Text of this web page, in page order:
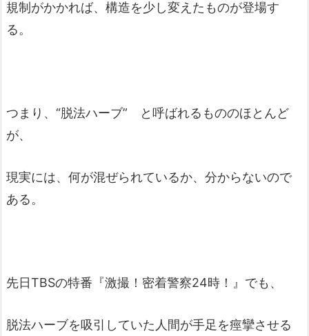
規制がかかれば、構造を少し変えたものが登場す
る。
つまり、“脱法ハーブ” と呼ばれるもののほとんど
が、
現実には、何が混ぜられているか、分からないので
ある。
先日TBSの特番『激撮！密着警察24時！』でも、
脱法ハーブを吸引していた人間が手足を痙攣させる